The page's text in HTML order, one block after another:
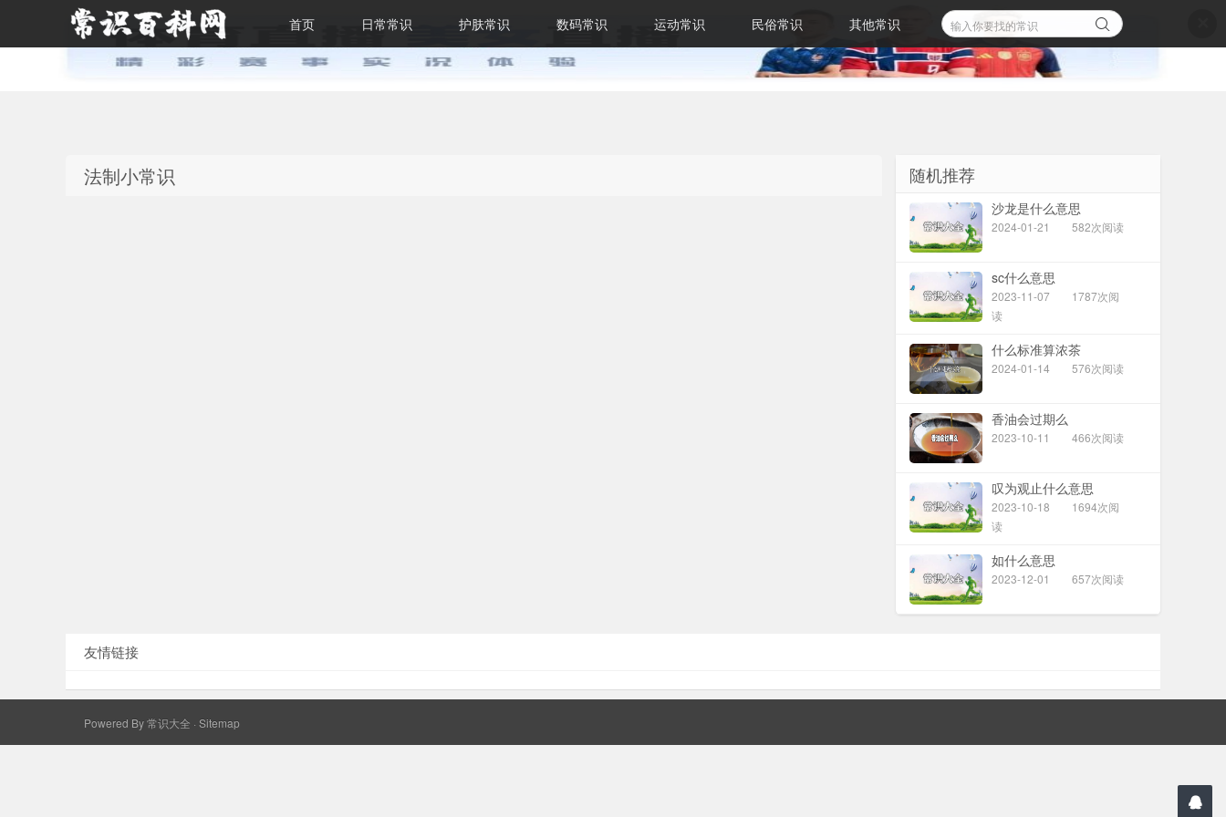
首页 日常常识 护肤常识 数码常识 运动常识 民俗常识 其他常识
法制小常识 随机推荐
沙龙是什么意思
2024-01-21 582次阅读
sc什么意思
2023-11-07
1787次阅
读
什么标准算浓茶
2024-01-14 576次阅读
香油会过期么
2023-10-11 466次阅读
叹为观止什么意思
2023-10-18
1694次阅
读
如什么意思
2023-12-01 657次阅读
友情链接
Powered By常识大全 · Sitemap